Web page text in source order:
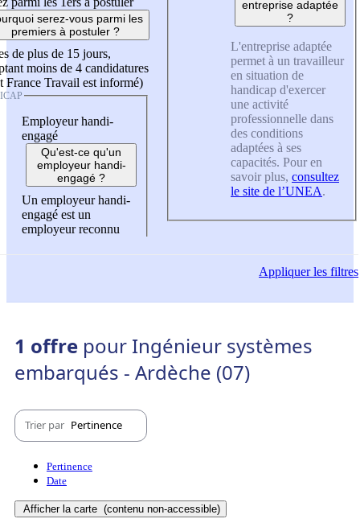
serez-vous parmi les
premiers à postuler ?
de plus de 15 jours,
moins de 4 candidatures
France Travail est informé)
Employeur handi-
engagé
Qu'est-ce qu'un
employeur handi-
engagé ?
Un employeur handi-
engagé est un
employeur reconnu
entreprise adaptée
?
L'entreprise adaptée
permet à un travailleur
en situation de
handicap d'exercer
une activité
professionnelle dans
des conditions
adaptées à ses
capacités. Pour en
savoir plus, consultez
le site de l’UNEA.
Appliquerles filtres
1 offre pour Ingénieur systèmes
embarqués - Ardèche (07)
Trier par Pertinence
Pertinence
Date
Afficher la carte (contenu non-accessible)